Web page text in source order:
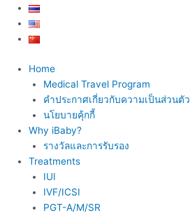
Home
Medical Travel Program
คำประกาศเกี่ยวกับความเป็นส่วนตัว
นโยบายคุ้กกี้
Why iBaby?
รางวัลและการรับรอง
Treatments
IUI
IVF/ICSI
PGT-A/M/SR